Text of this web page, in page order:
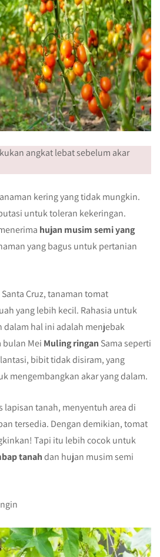
angkat lebat sebelum akar
kering yang tidak mungkin.
untuk toleran kekeringan.
hujan musim semi yang
yang bagus untuk pertanian
Santa Cruz, tanaman tomat
yang lebih kecil. Rahasia untuk
dalam hal ini adalah menjebak
bulan Mei Muling ringan Sama seperti
bibit tidak disiram, yang
mengembangkan akar yang dalam.
lapisan tanah, menyentuh area di
tersedia. Dengan demikian, tomat
Tapi itu lebih cocok untuk
tanahdan hujan musim semi